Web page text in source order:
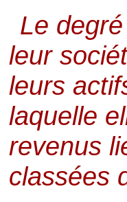
Le
leur
leurs
laquelle
revenus
classées